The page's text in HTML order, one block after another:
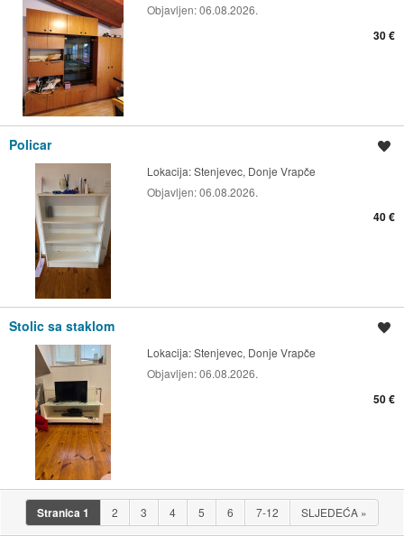
Objavljen:06.08.2026.
30 €
Policar
Lokacija:Stenjevec, Donje Vrapče
Objavljen:06.08.2026.
40 €
Stolic sa staklom
Lokacija:Stenjevec, Donje Vrapče
Objavljen:06.08.2026.
50 €
Stranica1 2 3 4 5 6 7-12 SLJEDEĆA »